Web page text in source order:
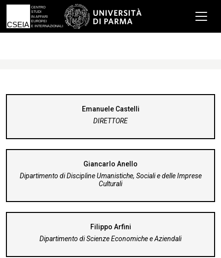
Emanuele Castelli
DIRETTORE
Giancarlo Anello
Dipartimento di Discipline Umanistiche, Sociali e delle Imprese
Culturali
Filippo Arfini
Dipartimento di Scienze Economiche e Aziendali